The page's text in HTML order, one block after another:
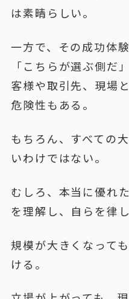
は素晴らしい。
一方で、その成功体
「こちらが選ぶ側だ
客様や取引先、現場
危険性もある。
もちろん、すべての
いわけではない。
むしろ、本当に優れ
を理解し、自らを律し
規模が大きくなって
ける。